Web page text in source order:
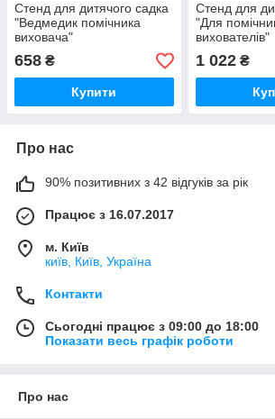
Стенд для дитячого садка
"Ведмедик помічника
виховача"
658 ₴
Купити
Стенд для
"Для
вихователів"
1 022₴
Про нас
90% позитивних з 42 відгуків за рік
Працює з 16.07.2017
м. Київ
київ, Київ, Україна
Контакти
Сьогодні працює з 09:00 до 18:00
Показати весь графік роботи
Про нас